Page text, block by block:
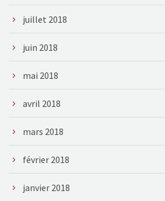
juillet 2018
juin 2018
mai 2018
avril 2018
mars 2018
février 2018
janvier 2018